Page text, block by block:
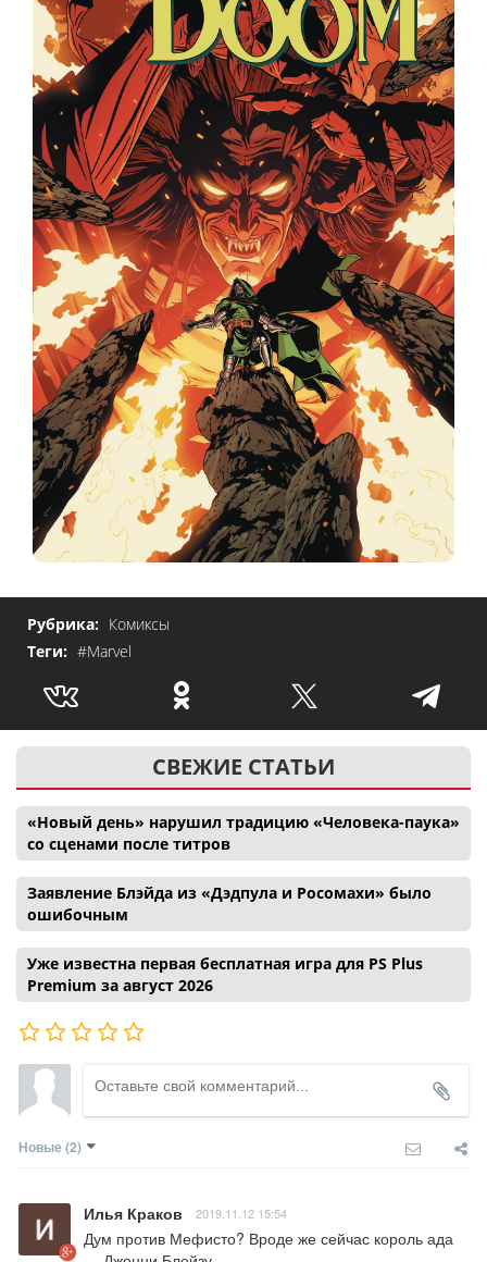
Рубрика: Комиксы
Теги: #Marvel
СВЕЖИЕ СТАТЬИ
«Новый день» нарушил традицию «Человека-паука»
со сценами после титров
Заявление Блэйда из «Дэдпула и Росомахи» было
ошибочным
Уже известна первая бесплатная игра для PS Plus
Premium за август 2026
Новые (2)
Илья Краков 2019.11.12 15:54
Дум против Мефисто? Вроде же сейчас король ада